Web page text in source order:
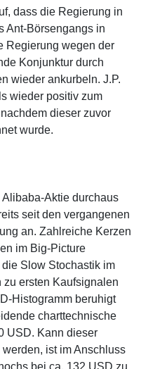
dass die Regierung in
Ant-Börsengangs in
Regierung wegen der
Konjunktur durch
wieder ankurbeln. J.P.
wieder positiv zum
dieser zuvor
wurde.
Aktie durchaus
seit den vergangenen
an. Zahlreiche Kerzen
im Big-Picture
Slow Stochastik im
ersten Kaufsignalen
Histogramm beruhigt
charttechnische
USD. Kann dieser
ist im Anschluss